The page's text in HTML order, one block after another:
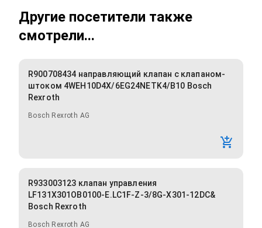
Другие посетители также
смотрели...
R900708434 направляющий клапан с клапаном-
штоком 4WEH10D4X/6EG24NETK4/B10 Bosch
Rexroth
Bosch Rexroth AG
R933003123 клапан управления
LF131X301OB0100-E.LC1F-Z-3/8G-X301-12DC&
Bosch Rexroth
Bosch Rexroth AG